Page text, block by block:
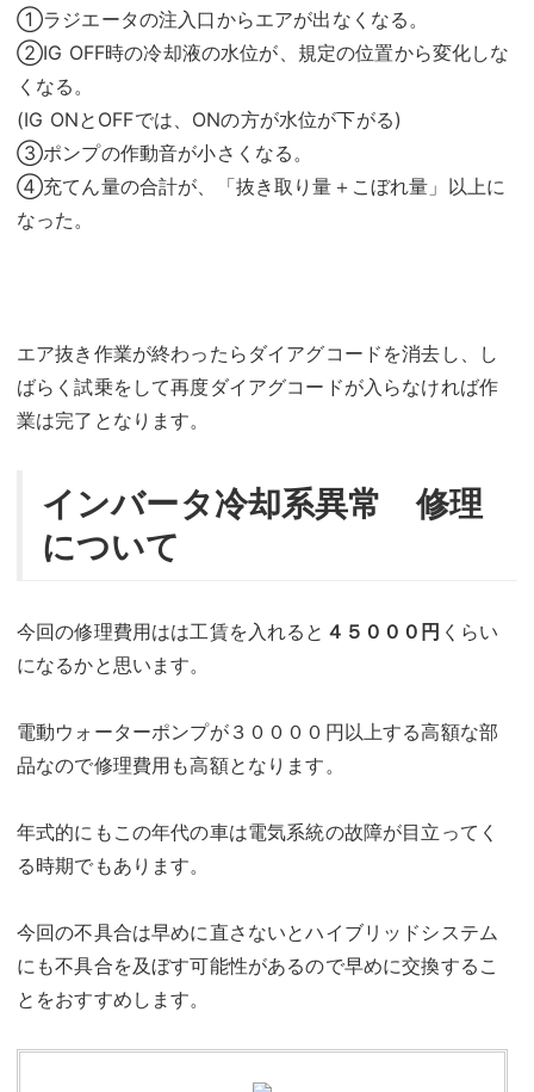
①ラジエータの注入口からエアが出なくなる。
②IG OFF時の冷却液の水位が、規定の位置から変化しな
くなる。
(IG ONとOFFでは、ONの方が水位が下がる)
③ポンプの作動音が小さくなる。
④充てん量の合計が、「抜き取り量＋こぼれ量」以上に
なった。
エア抜き作業が終わったらダイアグコードを消去し、し
ばらく試乗をして再度ダイアグコードが入らなければ作
業は完了となります。
インバータ冷却系異常 修理
について
今回の修理費用はは工賃を入れると ４５０００円 くらい
になるかと思います。
電動ウォーターポンプが３００００円以上する高額な部
品なので修理費用も高額となります。
年式的にもこの年代の車は電気系統の故障が目立ってく
る時期でもあります。
今回の不具合は早めに直さないとハイブリッドシステム
にも不具合を及ぼす可能性があるので早めに交換するこ
とをおすすめします。